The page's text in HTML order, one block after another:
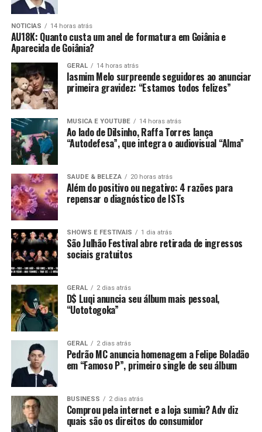
NOTICIAS 14 horas atrás
AU18K: Quanto custa um anel de formatura em Goiânia e
Aparecida de Goiânia?
GERAL 14 horas atrás
Iasmim Melo surpreende seguidores ao anunciar
primeira gravidez: “Estamos todos felizes”
MUSICA E YOUTUBE 14 horas atrás
Ao lado de Dilsinho, Raffa Torres lança
“Autodefesa”, que integra o audiovisual “Alma”
SAUDE & BELEZA 20 horas atrás
Além do positivo ou negativo: 4 razões para
repensar o diagnóstico de ISTs
SHOWS E FESTIVAIS 1 dia atrás
São Julhão Festival abre retirada de ingressos
sociais gratuitos
GERAL 2 dias atrás
D$ Luqi anuncia seu álbum mais pessoal,
“Uototogoka”
GERAL 2 dias atrás
Pedrão MC anuncia homenagem a Felipe Boladão
em “Famoso P”, primeiro single de seu álbum
BUSINESS 2 dias atrás
Comprou pela internet e a loja sumiu? Adv diz
quais são os direitos do consumidor